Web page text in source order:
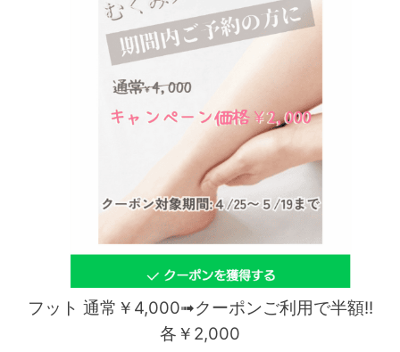
フット 通常￥4,000➟クーポンご利用で半額!!
各￥2,000